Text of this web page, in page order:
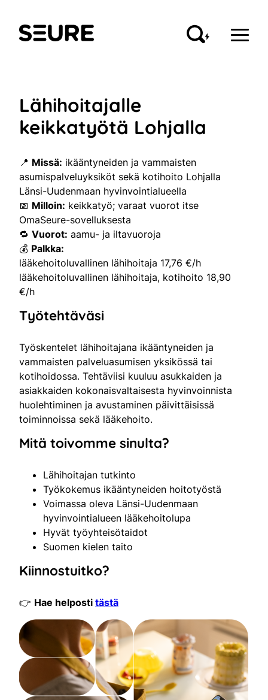
sisältöön
Seure
Lähihoitajalle
keikkatyötä Lohjalla
📍 Missä: ikääntyneiden ja vammaisten
asumispalveluyksiköt sekä kotihoito Lohjalla
Länsi-Uudenmaan hyvinvointialueella
📅 Milloin: keikkatyö; varaat vuorot itse
OmaSeure-sovelluksesta
🔁 Vuorot: aamu- ja iltavuoroja
💰 Palkka:
lääkehoitoluvallinen lähihoitaja 17,76 €/h
lääkehoitoluvallinen lähihoitaja, kotihoito 18,90
€/h
Työtehtäväsi
Työskentelet lähihoitajana ikääntyneiden ja
vammaisten palveluasumisen yksikössä tai
kotihoidossa. Tehtäviisi kuuluu asukkaiden ja
asiakkaiden kokonaisvaltaisesta hyvinvoinnista
huolehtiminen ja avustaminen päivittäisissä
toiminnoissa sekä lääkehoito.
Mitä toivomme sinulta?
Lähihoitajan tutkinto
Työkokemus ikääntyneiden hoitotyöstä
Voimassa oleva Länsi-Uudenmaan
hyvinvointialueen lääkehoitolupa
Hyvät työyhteisötaidot
Suomen kielen taito
Kiinnostuitko?
👉 Hae helposti tästä